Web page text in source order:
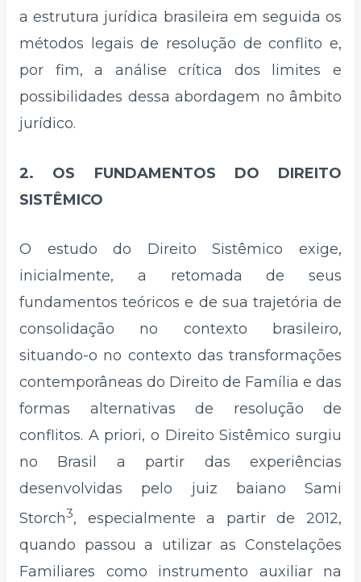
a estrutura jurídica brasileira em seguida os
métodos legais de resolução de conflito e,
por fim, a análise crítica dos limites e
possibilidades dessa abordagem no âmbito
jurídico.
2. OS FUNDAMENTOS DO DIREITO
SISTÊMICO
O estudo do Direito Sistêmico exige,
inicialmente, a retomada de seus
fundamentos teóricos e de sua trajetória de
consolidação no contexto brasileiro,
situando-o no contexto das transformações
contemporâneas do Direito de Família e das
formas alternativas de resolução de
conflitos. A priori, o Direito Sistêmico surgiu
no Brasil a partir das experiências
desenvolvidas pelo juiz baiano Sami
Storch3, especialmente a partir de 2012,
quando passou a utilizar as Constelações
Familiares como instrumento auxiliar na